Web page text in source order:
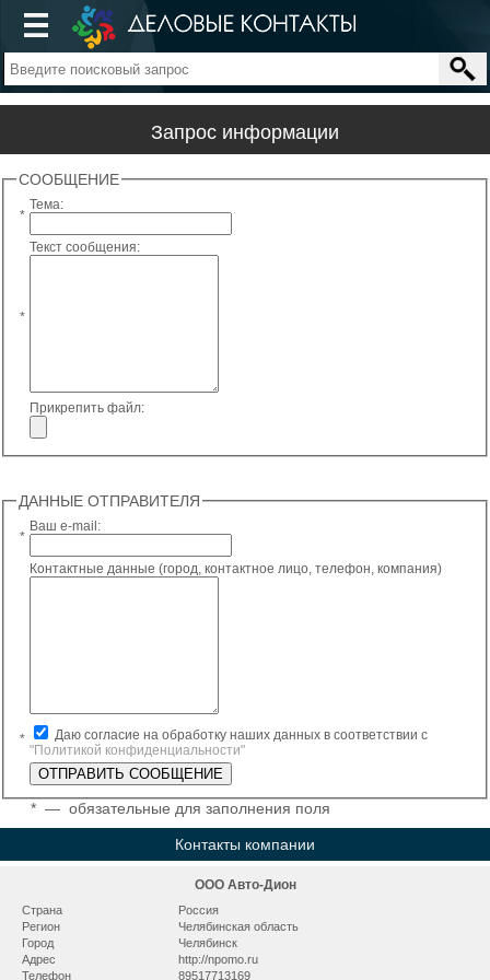
Запрос информации
СООБЩЕНИЕ
*
Тема:
*
Текст сообщения:
Прикрепить файл:
ДАННЫЕ ОТПРАВИТЕЛЯ
*
Ваш e-mail:
Контактные данные (город, контактное лицо, телефон, компания)
*
Даю согласие на обработку наших данных в соответствии с
"Политикой конфиденциальности"
* — обязательные для заполнения поля
Контакты компании
ООО Авто-Дион
Страна
Россия
Регион
Челябинская область
Город
Челябинск
Адрес
http://npomo.ru
Телефон
89517713169